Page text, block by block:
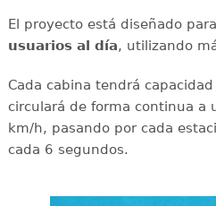
El proyecto está diseñado
usuarios al día, utilizando
Cada cabina tendrá
circulará de forma continua a
km/h, pasando por cada
cada 6 segundos.